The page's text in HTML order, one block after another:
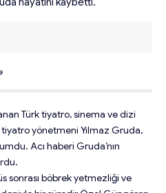
Türk tiyatro, sinema ve dizi
yönetmeni Yılmaz Gruda,
Acı haberi Gruda’nın
sonrası böbrek yetmezliği ve